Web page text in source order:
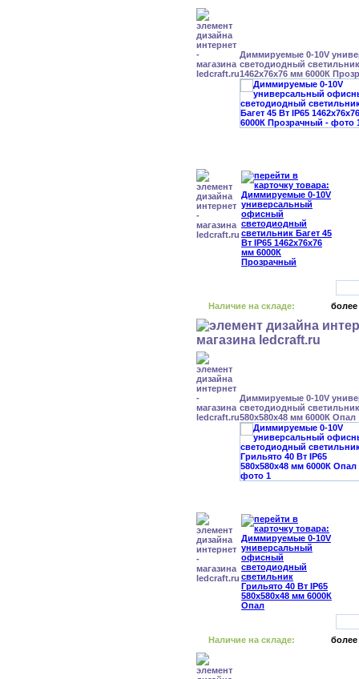
Диммируемые 0-10V
светодиодный светильник
1462x76x76 мм 6000К
Наличие на складе: более
Диммируемые 0-10V
светодиодный
580x580x48 мм 6000К Опал
Наличие на складе: более